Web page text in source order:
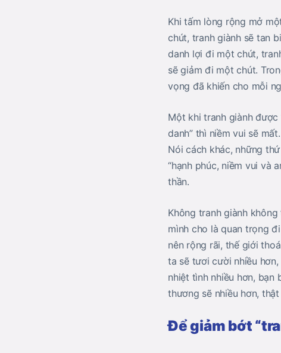
Khi tấm lòng rộng mở
chút, tranh giành sẽ tan
danh lợi đi một chút,
sẽ giảm đi một chút.
vọng đã khiến cho mỗi
Một khi tranh giành được
danh” thì niềm vui sẽ
Nói cách khác, những
“hạnh phúc, niềm vui và
thần.
Không tranh giành
mình cho là quan trọng
nên rộng rãi, thế giới
ta sẽ tươi cười nhiều hơn,
nhiệt tình nhiều hơn, bạn
thương sẽ nhiều hơn, thật
Để giảm bớt